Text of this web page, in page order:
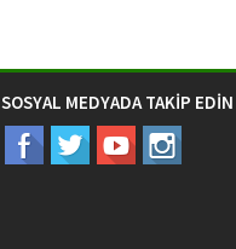
SOSYAL MEDYADA TAKİP EDİN